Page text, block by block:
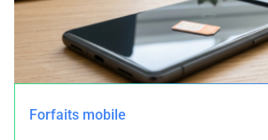
Forfaits mobile